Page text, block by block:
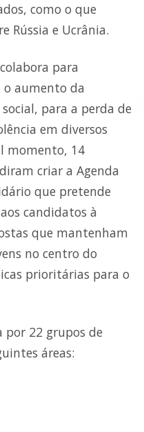
como o que
Rússia e Ucrânia.
para
o aumento da
para a perda de
em diversos
momento, 14
criar a Agenda
que pretende
candidatos à
que mantenham
no centro do
prioritárias para o
por 22 grupos de
áreas: